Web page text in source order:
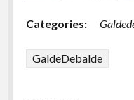
Categories:
GaldeDebalde